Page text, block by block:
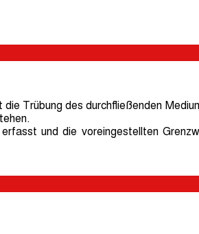
Trübung des durchfließenden
und die voreingestellten